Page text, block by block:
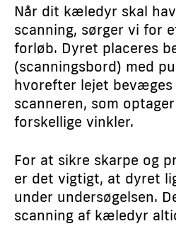
Når dit kæledyr skal
scanning, sørger vi for
forløb. Dyret placeres
(scanningsbord) med
hvorefter lejet bevæges
scanneren, som
forskellige vinkler.
For at sikre skarpe og
er det vigtigt, at dyret
under undersøgelsen.
scanning af kæledyr